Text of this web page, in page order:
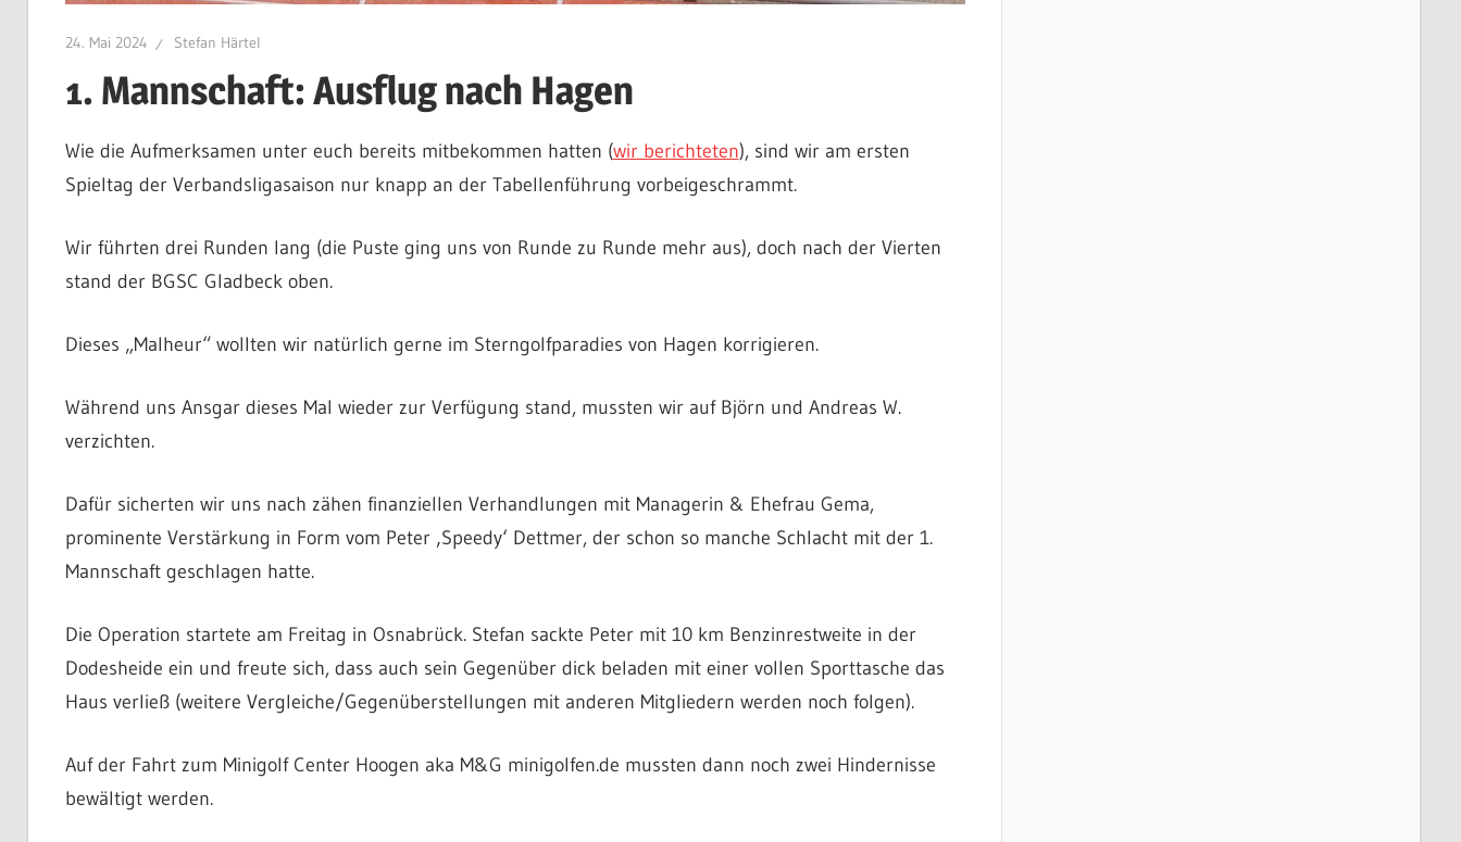
24. Mai 2024 Stefan Härtel
1. Mannschaft: Ausflug nach Hagen
Wie die Aufmerksamen unter euch bereits mitbekommen hatten (wir berichteten), sind wir am ersten
Spieltag der Verbandsligasaison nur knapp an der Tabellenführung vorbeigeschrammt.
Wir führten drei Runden lang (die Puste ging uns von Runde zu Runde mehr aus), doch nach der Vierten
stand der BGSC Gladbeck oben.
Dieses „Malheur“ wollten wir natürlich gerne im Sterngolfparadies von Hagen korrigieren.
Während uns Ansgar dieses Mal wieder zur Verfügung stand, mussten wir auf Björn und Andreas W.
verzichten.
Dafür sicherten wir uns nach zähen finanziellen Verhandlungen mit Managerin & Ehefrau Gema,
prominente Verstärkung in Form vom Peter ‚Speedy‘ Dettmer, der schon so manche Schlacht mit der 1.
Mannschaft geschlagen hatte.
Die Operation startete am Freitag in Osnabrück. Stefan sackte Peter mit 10 km Benzinrestweite in der
Dodesheide ein und freute sich, dass auch sein Gegenüber dick beladen mit einer vollen Sporttasche das
Haus verließ (weitere Vergleiche/Gegenüberstellungen mit anderen Mitgliedern werden noch folgen).
Auf der Fahrt zum Minigolf Center Hoogen aka M&G minigolfen.de mussten dann noch zwei Hindernisse
bewältigt werden.